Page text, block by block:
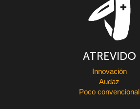
ATREVIDO
Innovación
Audaz
Poco convencional